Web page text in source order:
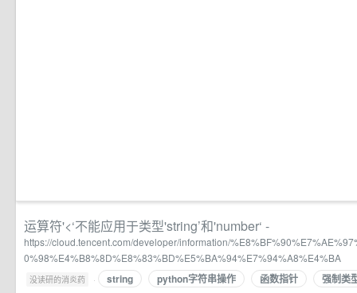
运算符'<‘不能应用于类型'string’和'number‘ -
https://cloud.tencent.com/developer/information/
0%98%E4%B8%8D%E8%83%BD%E5%BA%94%E7%94%A8%E4%BA
没读研的消炎药 · string python字符串操作 函数指针 强制类